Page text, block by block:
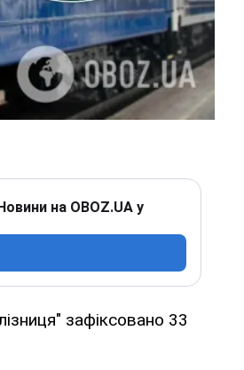
на OBOZ.UA у
зафіксовано 33